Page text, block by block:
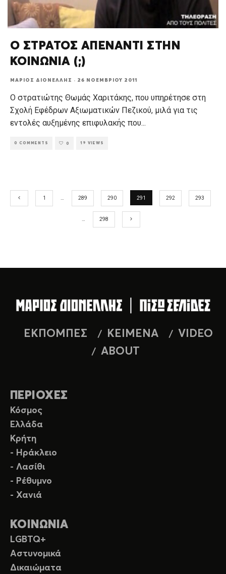
Ο ΣΤΡΑΤΟΣ ΑΠΕΝΑΝΤΙ ΣΤΗΝ
ΚΟΙΝΩΝΙΑ (;)
ΜΆΡΙΟΣ ΔΙΟΝΈΛΛΗΣ · 26 ΝΟΕΜΒΡΊΟΥ 2011
Ο στρατιώτης Θωμάς Χαριτάκης, που υπηρέτησε στη
Σχολή Εφέδρων Αξιωματικών Πεζικού, μιλά για τις
εντολές αυξημένης επιφυλακής που...
0 COMMENTS 0 19 VIEWS
1 289 290 291 292 293
298
ΕΚΠΟΜΠΕΣ ΚΕΙΜΕΝΑ
VIDEO
ABOUT
ΠΕΡΙΟΧΕΣ
Κόσμος
Ελλάδα
Κρήτη
- Ηράκλειο
- Λασίθι
- Ρέθυμνο
- Χανιά
ΚΟΙΝΩΝΙΑ
LGBTQ+
Αστυνομικά
Δικαιώματα